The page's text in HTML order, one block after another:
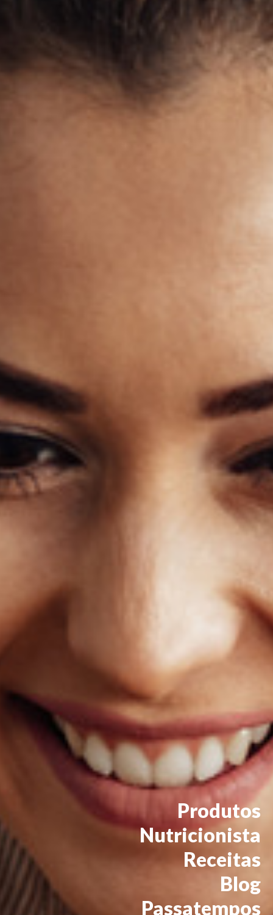
Produtos
Nutricionista
Receitas
Blog
Passatempos